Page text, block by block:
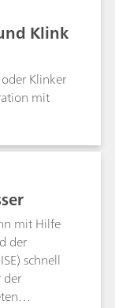
Klink
Klinker
mit
mit Hilfe
der
schnell